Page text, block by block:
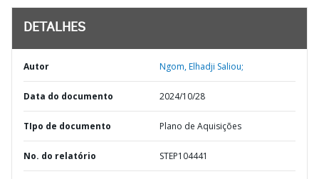
DETALHES
Autor Ngom, Elhadji Saliou;
Data do documento 2024/10/28
TIpo de documento Plano de Aquisições
No. do relatório STEP104441